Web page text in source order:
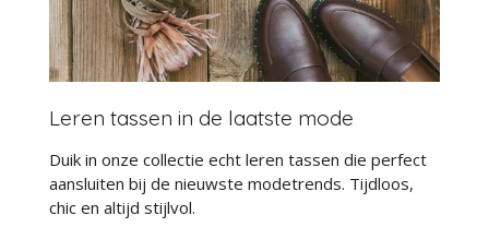
Leren tassen in de laatste mode
Duik in onze collectie echt leren tassen die perfect
aansluiten bij de nieuwste modetrends. Tijdloos,
chic en altijd stijlvol.